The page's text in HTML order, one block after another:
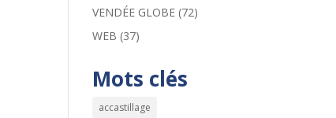
VENDÉE GLOBE (72)
WEB (37)
Mots clés
accastillage